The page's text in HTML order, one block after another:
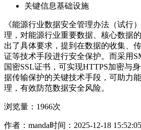
关键信息基础设施
《能源行业数据安全管理办法（试行
理，对能源行业重要数据、核心数据
出了具体要求，提到在数据的收集、
证等技术手段进行安全保护。而采用
国密SSL证书，可实现HTTPS加密与
据传输保护的关键技术手段，可助力
理，有效防范数据安全风险。
浏览量：1966次
作者：manda时间：2025-12-18 15:52:05